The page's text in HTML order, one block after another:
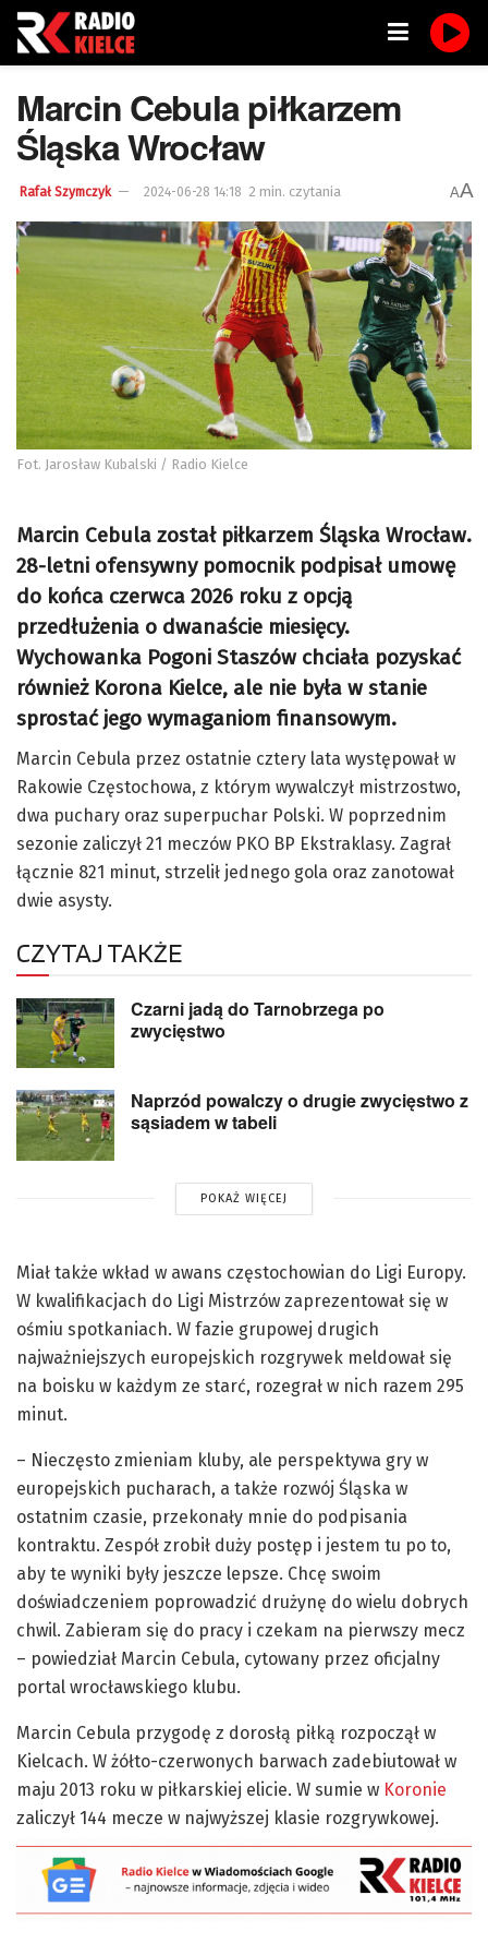
Marcin Cebula piłkarzem
Śląska Wrocław
Rafał Szymczyk 2024-06-28 14:18 2 min. czytania AA
Fot. Jarosław Kubalski / Radio Kielce
Marcin Cebula został piłkarzem Śląska Wrocław.
28-letni ofensywny pomocnik podpisał umowę
do końca czerwca 2026 roku z opcją
przedłużenia o dwanaście miesięcy.
Wychowanka Pogoni Staszów chciała pozyskać
również Korona Kielce, ale nie była w stanie
sprostać jego wymaganiom finansowym.
Marcin Cebula przez ostatnie cztery lata występował w
Rakowie Częstochowa, z którym wywalczył mistrzostwo,
dwa puchary oraz superpuchar Polski. W poprzednim
sezonie zaliczył 21 meczów PKO BP Ekstraklasy. Zagrał
łącznie 821 minut, strzelił jednego gola oraz zanotował
dwie asysty.
CZYTAJ TAKŻE
Czarni jadą do Tarnobrzega po
zwycięstwo
Naprzód powalczy o drugie zwycięstwo z
sąsiadem w tabeli
POKAŻ WIĘCEJ
Miał także wkład w awans częstochowian do Ligi Europy.
W kwalifikacjach do Ligi Mistrzów zaprezentował się w
ośmiu spotkaniach. W fazie grupowej drugich
najważniejszych europejskich rozgrywek meldował się
na boisku w każdym ze starć, rozegrał w nich razem 295
minut.
– Nieczęsto zmieniam kluby, ale perspektywa gry w
europejskich pucharach, a także rozwój Śląska w
ostatnim czasie, przekonały mnie do podpisania
kontraktu. Zespół zrobił duży postęp i jestem tu po to,
aby te wyniki były jeszcze lepsze. Chcę swoim
doświadczeniem poprowadzić drużynę do wielu dobrych
chwil. Zabieram się do pracy i czekam na pierwszy mecz
– powiedział Marcin Cebula, cytowany przez oficjalny
portal wrocławskiego klubu.
Marcin Cebula przygodę z dorosłą piłką rozpoczął w
Kielcach. W żółto-czerwonych barwach zadebiutował w
maju 2013 roku w piłkarskiej elicie. W sumie w Koronie
zaliczył 144 mecze w najwyższej klasie rozgrywkowej.